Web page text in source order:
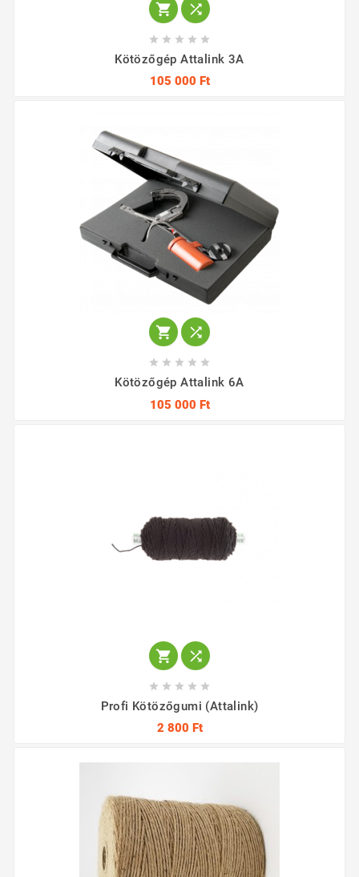
 
    
Kötözőgép Attalink 3A
105 000 Ft
 
    
Kötözőgép Attalink 6A
105 000 Ft
 
    
Profi Kötözőgumi (Attalink)
2 800 Ft